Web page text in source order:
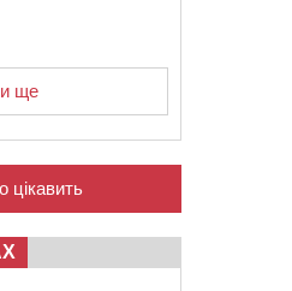
ще
цікавить